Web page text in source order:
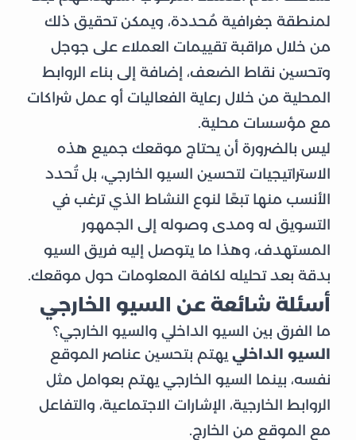
لمنطقة جغرافية مُحددة، ويمكن تحقيق ذلك
من خلال مراقبة تقييمات العملاء على جوجل
وتحسين نقاط الضعف، إضافة إلى بناء الروابط
المحلية من خلال رعاية الفعاليات أو عمل شراكات
مع مؤسسات محلية.
ليس بالضرورة أن يحتاج موقعك جميع هذه
الاستراتيجيات لتحسين السيو الخارجي، بل تُحدد
الأنسب منها تبعًا لنوع النشاط الذي ترغب في
التسويق له ومدى وصوله إلى الجمهور
المستهدف، وهذا ما يتوصل إليه فريق السيو
بدقة بعد تحليله لكافة المعلومات حول موقعك.
أسئلة شائعة عن السيو الخارجي
ما الفرق بين السيو الداخلي والسيو الخارجي؟
السيو الداخلي يهتم بتحسين عناصر الموقع
نفسه، بينما السيو الخارجي يهتم بعوامل مثل
الروابط الخارجية، الإشارات الاجتماعية، والتفاعل
مع الموقع من الخارج.